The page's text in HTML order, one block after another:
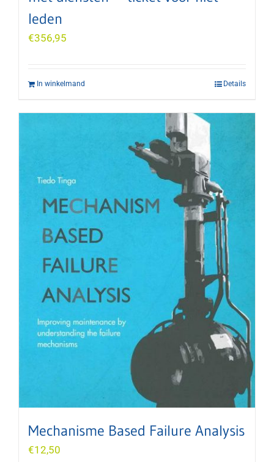
leden
€356,95
In winkelmand Details
Mechanisme Based Failure Analysis
€12,50